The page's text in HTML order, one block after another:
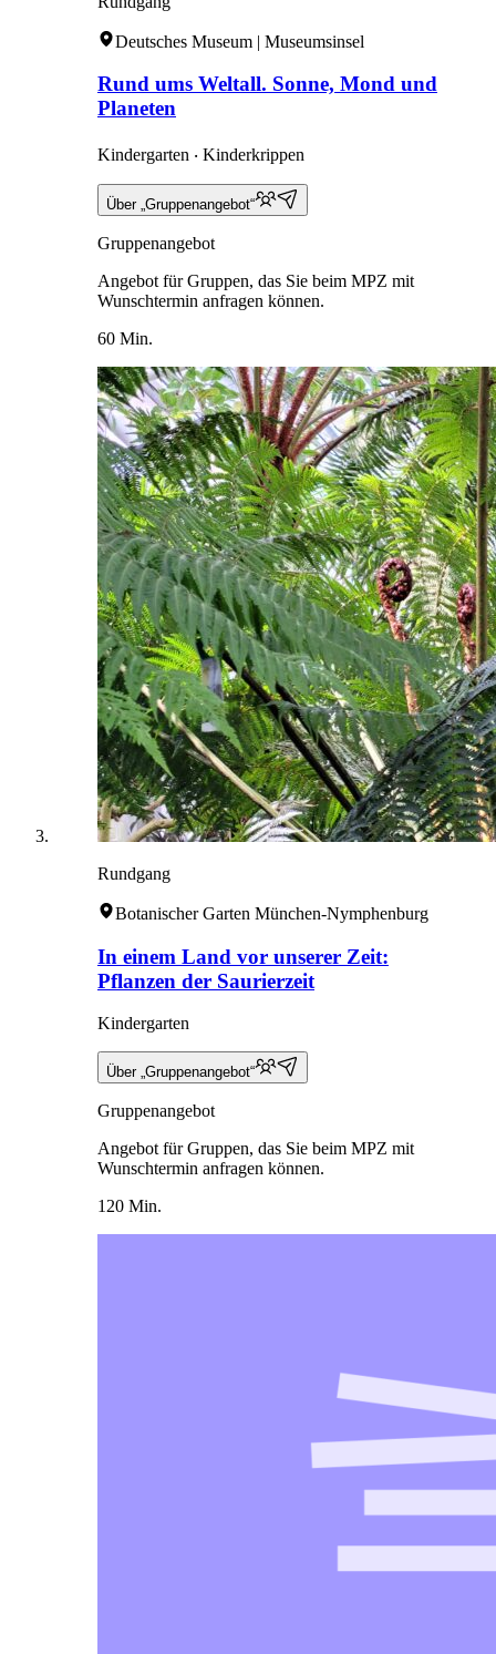
Deutsches Museum | Museumsinsel
Rund ums Weltall. Sonne, Mond und
Planeten
Kindergarten ‧ Kinderkrippen
Über „Gruppenangebot“
Gruppenangebot
Angebot für Gruppen, das Sie beim MPZ mit
Wunschtermin anfragen können.
60 Min.
Rundgang
Botanischer Garten München-Nymphenburg
In einem Land vor unserer Zeit:
Pflanzen der Saurierzeit
Kindergarten
Über „Gruppenangebot“
Gruppenangebot
Angebot für Gruppen, das Sie beim MPZ mit
Wunschtermin anfragen können.
120 Min.